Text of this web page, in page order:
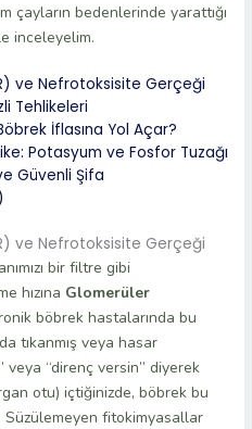
çayların bedenlerinde yarattığı
inceleyelim.
ve Nefrotoksisite Gerçeği
Tehlikeleri
İflasına Yol Açar?
Potasyum ve Fosfor Tuzağı
Güvenli Şifa
ve Nefrotoksisite Gerçeği
bir filtre gibi
hızına Glomerüler
böbrek hastalarında bu
tıkanmış veya hasar
veya “direnç versin” diyerek
otu) içtiğinizde, böbrek bu
Süzülemeyen fitokimyasallar